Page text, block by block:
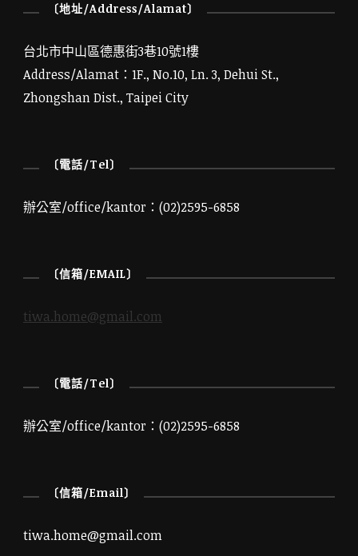
〔地址/Address/Alamat〕
台北市中山區德惠街3巷10號1樓
Address/Alamat：1F., No.10, Ln. 3, Dehui St.,
Zhongshan Dist., Taipei City
〔電話/Tel〕
辦公室/office/kantor：(02)2595-6858
〔信箱/EMAIL〕
tiwa.home@gmail.com
〔電話/Tel〕
辦公室/office/kantor：(02)2595-6858
〔信箱/Email〕
tiwa.home@gmail.com